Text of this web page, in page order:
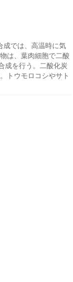
成では、高温時に気
は、葉肉細胞で二酸
成を行う。二酸化炭
トウモロコシやサト